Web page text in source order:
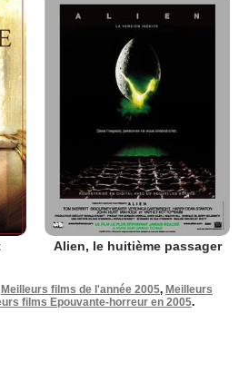
Alien, le huitième passager
Meilleurs films de l'année 2005, Meilleurs
films Epouvante-horreur en 2005.